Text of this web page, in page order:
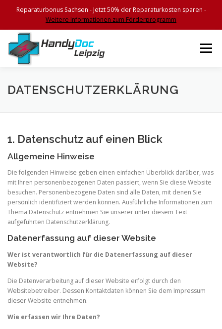
Reparaturbonus Sachsen - Jetzt 50% der Reparaturkosten sparen -
Weitere Informationen zum Förderprogramm
Inhalt
springen
Menü
HOME FEATURES SERVICES KONTAKT
DATENSCHUTZERKLÄRUNG
1. Datenschutz auf einen Blick
Allgemeine Hinweise
Die folgenden Hinweise geben einen einfachen Überblick darüber, was
mit Ihren personenbezogenen Daten passiert, wenn Sie diese Website
besuchen. Personenbezogene Daten sind alle Daten, mit denen Sie
persönlich identifiziert werden können. Ausführliche Informationen zum
Thema Datenschutz entnehmen Sie unserer unter diesem Text
aufgeführten Datenschutzerklärung.
Datenerfassung auf dieser Website
Wer ist verantwortlich für die Datenerfassung auf dieser
Website?
Die Datenverarbeitung auf dieser Website erfolgt durch den
Websitebetreiber. Dessen Kontaktdaten können Sie dem Impressum
dieser Website entnehmen.
Wie erfassen wir Ihre Daten?